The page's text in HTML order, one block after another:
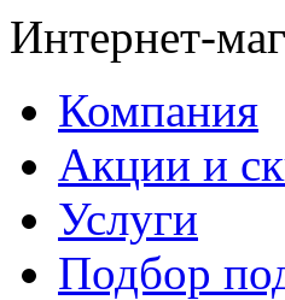
Интернет-
Компания
Акции и
Услуги
Подбор